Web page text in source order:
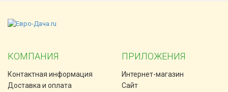
КОМПАНИЯ
Контактная информация
Доставка и оплата
ПРИЛОЖЕНИЯ
Интернет-магазин
Сайт